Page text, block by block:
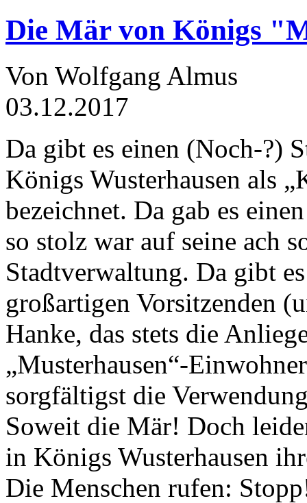
Die Mär von Königs
Von Wolfgang Almus
03.12.2017
Da gibt es einen (Noch-?)
Königs Wusterhausen als
bezeichnet. Da gab es
so stolz war auf seine ach
Stadtverwaltung. Da gibt
großartigen Vorsitzenden
Hanke, das stets die
„Musterhausen“-
sorgfältigst die
Soweit die Mär! Doch
in Königs Wusterhausen
Die Menschen rufen: